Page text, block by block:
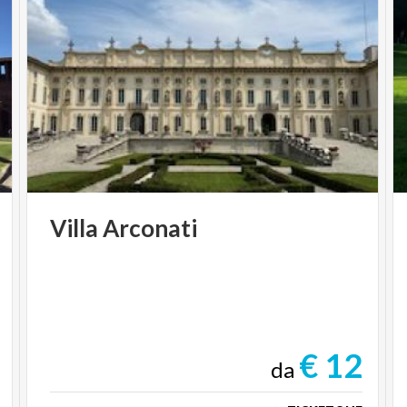
Giardino alla scoperta di Teatri e Fontane, per
gustare un aperitivo nel nostro Caffè Goldoni, o
per incontrare i tuoi amici negli splendidi
ambienti della Villa e - quando vorrai - potrai
partecipare alla visita guidata versando solo un
supplemento di € 6. Il FAR Pass è in vendita al
prezzo promozionale di 35 € (Accesso valido
VillaArconati
da € 12